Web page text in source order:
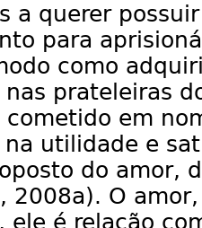
a querer
para
como
prateleiras
em
utilidade e
do amor,
2008a). O
ele é relação